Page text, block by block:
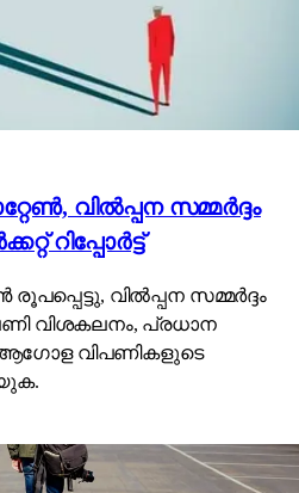
വിൽപ്പന സമ്മർദ്ദം
റിപ്പോർട്ട്
രൂപപ്പെട്ടു, വിൽപ്പന സമ്മർദ്ദം
വിശകലനം, പ്രധാന
വിപണികളുടെ